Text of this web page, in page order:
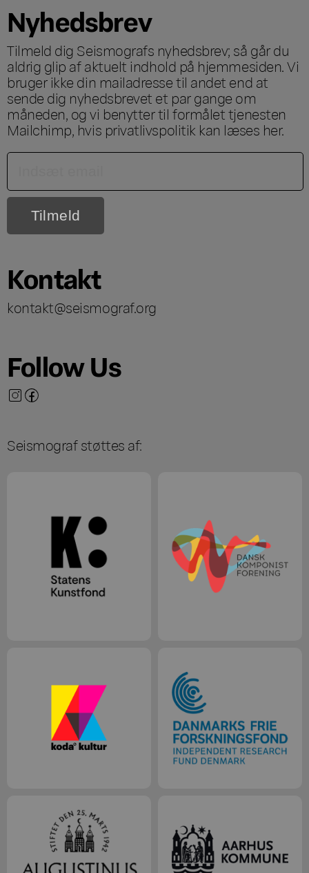
Nyhedsbrev
Tilmeld dig Seismografs nyhedsbrev; så går du
aldrig glip af aktuelt indhold på hjemmesiden. Vi
bruger ikke din mailadresse til andet end at
sende dig nyhedsbrevet et par gange om
måneden, og vi benytter til formålet tjenesten
Mailchimp, hvis privatlivspolitik kan læses her.
Kontakt
kontakt@seismograf.org
Follow Us
Seismograf støttes af: